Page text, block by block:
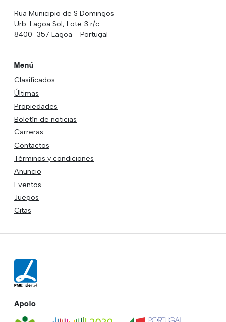
Rua Municipio de S Domingos
Urb. Lagoa Sol, Lote 3 r/c
8400-357 Lagoa - Portugal
Menú
Clasificados
Últimas
Propiedades
Boletín de noticias
Carreras
Contactos
Términos y condiciones
Anuncio
Eventos
Juegos
Citas
Apoio